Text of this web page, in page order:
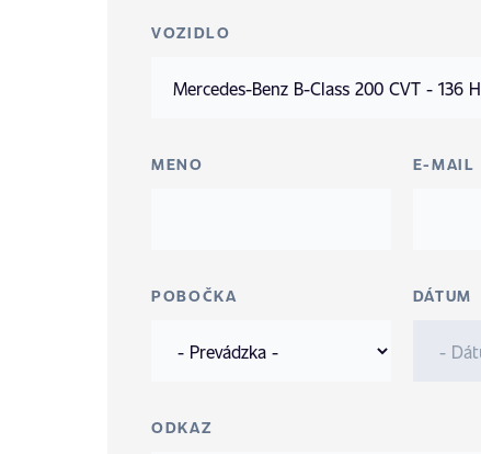
VOZIDLO
MENO E-MAIL
POBOČKA DÁTUM
ODKAZ